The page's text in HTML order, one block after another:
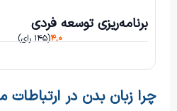
برنامه‌ریزی توسعه فردی
۴,۰(۱۴۵ رای)
چرا زبان بدن در